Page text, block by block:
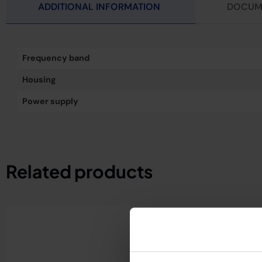
ADDITIONAL INFORMATION
Frequency band
Housing
Power supply
Related products